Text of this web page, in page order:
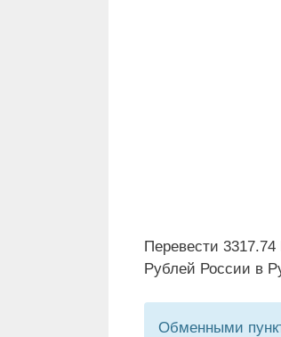
Перевести
Рублей России в
Обменными